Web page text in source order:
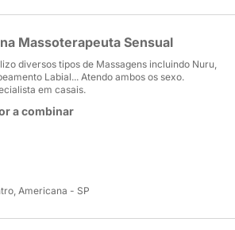
Massoterapeuta Sensual
diversos tipos de Massagens incluindo Nuru,
Labial... Atendo ambos os sexo.
em casais.
a combinar
Americana - SP